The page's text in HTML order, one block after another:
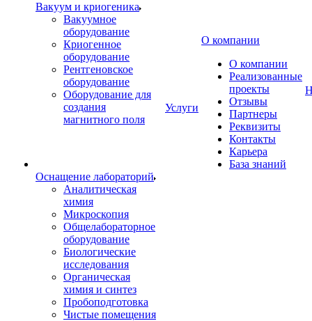
Вакуум и криогеника
Вакуумное
оборудование
Криогенное
оборудование
Рентгеновское
оборудование
Оборудование для
создания
магнитного поля
Оснащение лабораторий
Аналитическая
химия
Микроскопия
Общелабораторное
оборудование
Биологические
исследования
Органическая
химия и синтез
Пробоподготовка
Чистые помещения
Услуги
О компании
О компании
Реализованные
проекты
Отзывы
Партнеры
Реквизиты
Контакты
Карьера
База знаний